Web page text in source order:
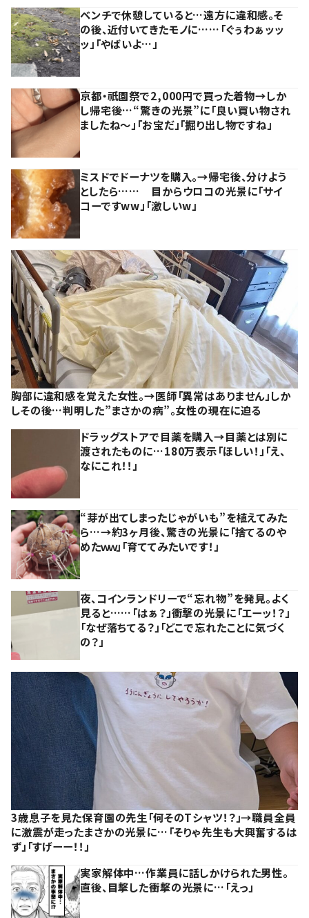
ベンチで休憩していると…遠方に違和感。そ
の後、近付いてきたモノに……「ぐぅわぁッッ
ッ」「やばいよ…」
京都・祇園祭で2,000円で買った着物→しか
し帰宅後…“驚きの光景”に「良い買い物され
ましたね～」「お宝だ」「掘り出し物ですね」
ミスドでドーナツを購入。→帰宅後、分けよう
としたら…… 目からウロコの光景に「サイ
コーですww」「激しいw」
胸部に違和感を覚えた女性。→医師「異常はありません」しか
しその後…判明した”まさかの病”。女性の現在に迫る
ドラッグストアで目薬を購入→目薬とは別に
渡されたものに…180万表示「ほしい！」「え、
なにこれ！！」
“芽が出てしまったじゃがいも”を植えてみた
ら…→約3ヶ月後、驚きの光景に「捨てるのや
めたｗｗ」「育ててみたいです！」
夜、コインランドリーで“忘れ物”を発見。よく
見ると……「はぁ？」衝撃の光景に「エーッ！？」
「なぜ落ちてる？」「どこで忘れたことに気づく
の？」
3歳息子を見た保育園の先生「何そのTシャツ！？」→職員全員
に激震が走ったまさかの光景に…「そりゃ先生も大興奮するは
ず」「すげーー！！」
実家解体中…作業員に話しかけられた男性。
直後、目撃した衝撃の光景に…「えっ」